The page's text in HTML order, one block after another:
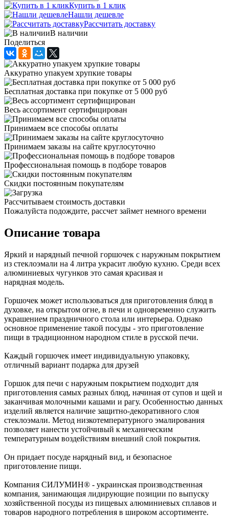
Купить в 1 клик
Нашли дешевле
Рассчитать доставку
В наличии
Поделиться
Аккуратно упакуем хрупкие товары
Бесплатная доставка при покупке от 5 000 руб
Весь ассортимент сертифицирован
Принимаем все способы оплаты
Принимаем заказы на сайте круглосуточно
Профессиональная помощь в подборе товаров
Скидки постоянным покупателям
Рассчитываем стоимость доставки
Пожалуйста подождите, рассчет займет немного времени
Описание товара
Яркий и нарядный печной горшочек с наружным покрытием
из стеклоэмали на 4 литра украсит любую кухню. Среди всех
алюминиевых чугунков это самая красивая и
нарядная модель.
Горшочек может использоваться для приготовления блюд в
духовке, на открытом огне, в печи и одновременно служить
украшением праздничного стола или интерьера. Однако
основное применение такой посуды - это приготовление
пищи в традиционном народном стиле в русской печи.
Каждый горшочек имеет индивидуальную упаковку,
отличный вариант подарка для друзей
Горшок для печи с наружным покрытием подходит для
приготовления самых разных блюд, начиная от супов и щей и
заканчивая молочными кашами и рагу. Особенностью данных
изделий является наличие защитно-декоративного слоя
стеклоэмали. Метод низкотемпературного эмалирования
позволяет нанести устойчивый к механическим
температурным воздействиям внешний слой покрытия.
Он придает посуде нарядный вид, и безопасное
приготовление пищи.
Компания СИЛУМИН® - украинская производственная
компания, занимающая лидирующие позиции по выпуску
хозяйственной посуды из пищевых алюминиевых сплавов и
товаров народного потребления в широком ассортименте.